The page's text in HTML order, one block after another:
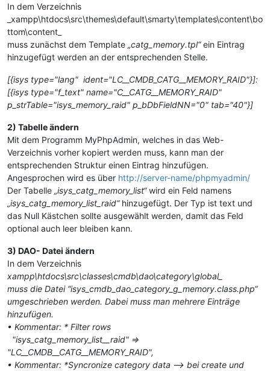
In dem Verzeichnis
_xampp\htdocs\src\themes\default\smarty\templates\content\bo
ttom\content_
muss zunächst dem Template „catg_memory.tpl“ein Eintrag
hinzugefügt werden an der entsprechenden Stelle.
[{isys type="lang" ident="LC__CMDB_CATG__MEMORY_RAID"}]:
[{isys type="f_text" name="C__CATG__MEMORY_RAID"
p_strTable="isys_memory_raid" p_bDbFieldNN="0" tab="40"}]
2) Tabelle ändern
Mit dem Programm MyPhpAdmin, welches in das Web-
Verzeichnis vorher kopiert werden muss, kann man der
entsprechenden Struktur einen Eintrag hinzufügen.
Angesprochen wird es über http://server-name/phpmyadmin/
Der Tabelle „isys_catg_memory_list“wird ein Feld namens
„isys_catg_memory_list_raid“hinzugefügt. Der Typ ist text und
das Null Kästchen sollte ausgewählt werden, damit das Feld
optional auch leer bleiben kann.
3) DAO- Datei ändern
In dem Verzeichnis
xampp\htdocs\src\classes\cmdb\dao\category\global_
muss die Datei “isys_cmdb_dao_category_g_memory.class.php“
umgeschrieben werden. Dabei muss man mehrere Einträge
hinzufügen.
• Kommentar: * Filter rows
"isys_catg_memory_list__raid" =>
"LC__CMDB__CATG__MEMORY_RAID",
• Kommentar: *Syncronize category data –> bei create und